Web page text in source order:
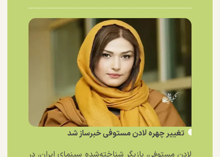
تغییر چهره لادن مستوفی خبرساز شد
لادن مستوفی، بازیگر شناخته‌شده سینمای ایران، در